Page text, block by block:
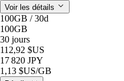
Voir les détails
100GB / 30d
100GB
30 jours
112,92 $US
17 820 JPY
1,13 $US/GB